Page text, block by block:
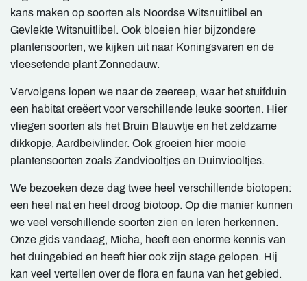
kans maken op soorten als Noordse Witsnuitlibel en
Gevlekte Witsnuitlibel. Ook bloeien hier bijzondere
plantensoorten, we kijken uit naar Koningsvaren en de
vleesetende plant Zonnedauw.
Vervolgens lopen we naar de zeereep, waar het stuifduin
een habitat creëert voor verschillende leuke soorten. Hier
vliegen soorten als het Bruin Blauwtje en het zeldzame
dikkopje, Aardbeivlinder. Ook groeien hier mooie
plantensoorten zoals Zandviooltjes en Duinviooltjes.
We bezoeken deze dag twee heel verschillende biotopen:
een heel nat en heel droog biotoop. Op die manier kunnen
we veel verschillende soorten zien en leren herkennen.
Onze gids vandaag, Micha, heeft een enorme kennis van
het duingebied en heeft hier ook zijn stage gelopen. Hij
kan veel vertellen over de flora en fauna van het gebied.